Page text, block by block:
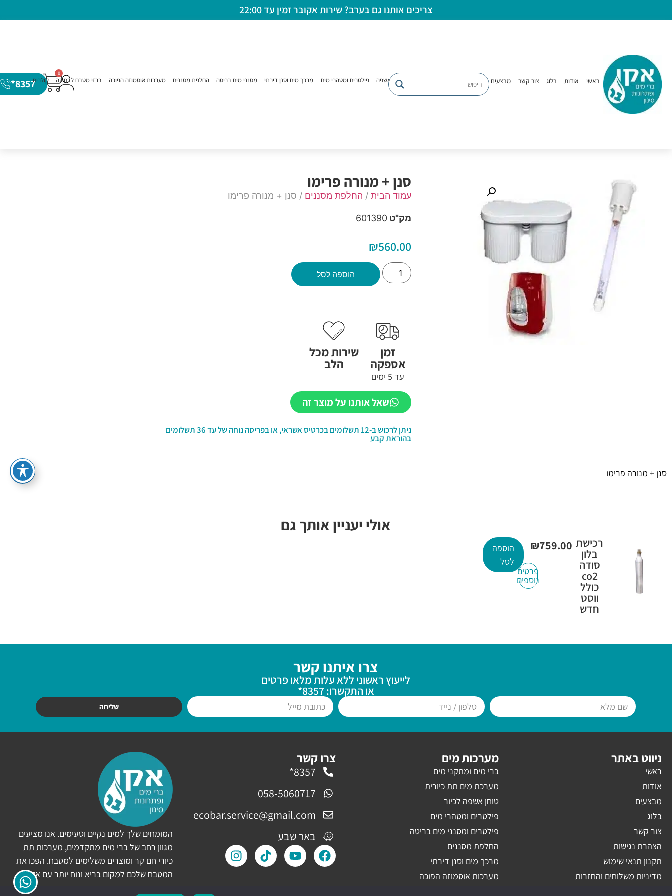
צריכים אותנו גם בערב? שירות אקובר זמין עד 22:00
ראשי אודות בלוג צור קשר מבצעים ברי מים טוחן אשפה פילטרים ומטהרי מים מרכך מים וסנן דירתי מסנני מים בריטה החלפת מסננים מערכות אוסמוזה הפוכה ברזי מטבח לבחירה קולרים
0
8357*
סנן + מנורה פרימו
עמוד הבית/ החלפת מסננים / סנן + מנורה פרימו
מק"ט 601390
₪560.00
הוספה לסל
זמן
אספקה
עד 5 ימים
שירות מכל
הלב
שאל אותנו על מוצר זה
ניתן לרכוש ב-12 תשלומים בכרטיס אשראי, או בפריסה נוחה של עד 36 תשלומים
בהוראת קבע
סנן + מנורה פרימו
אולי יעניין אותך גם
רכישת
בלון
סודה
co2
כולל
ווסט
חדש
₪759.00
פרטים
נוספים
הוספה
לסל
צרו איתנו קשר
לייעוץ ראשוני ללא עלות מלאו פרטים
או התקשרו:8357*
שליחה
ניווט באתר
ראשי
אודות
מבצעים
בלוג
צור קשר
הצהרת נגישות
תקנון תנאי שימוש
מדיניות משלוחים והחזרות
מערכות מים
ברי מים ומתקני מים
מערכת מים תת כיורית
טוחן אשפה לכיור
פילטרים ומטהרי מים
פילטרים ומסנני מים בריטה
החלפת מסננים
מרכך מים וסנן דירתי
מערכות אוסמוזה הפוכה
צרו קשר
8357*
058-5060717
ecobar.service@gmail.com
באר שבע
המומחים שלך למים נקיים וטעימים. אנו מציעים
מגוון רחב של ברי מים מתקדמים, מערכות תת
כיורי חם קר ומוצרים משלימים למטבח. הפכו את
המטבח שלכם למקום בריא ונוח יותר עם אקו בר.